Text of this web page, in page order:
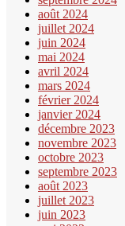
août 2024
juillet 2024
juin 2024
mai 2024
avril 2024
mars 2024
février 2024
janvier 2024
décembre 2023
novembre 2023
octobre 2023
septembre 2023
août 2023
juillet 2023
juin 2023